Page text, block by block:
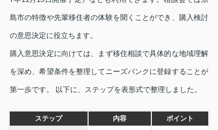
島市の特徴や先輩移住者の体験を聞くことができ、購入検討
の意思決定に役立ちます。
購入意思決定に向けては、まず移住相談で具体的な地域理解
を深め、希望条件を整理してニーズバンクに登録することが
第一歩です。 以下に、ステップを表形式で整理しました。
ステップ 内容 ポイント